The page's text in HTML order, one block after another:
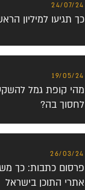
24/07/24
כך תגיעו למיליון
19/05/24
מהי קופת גמל
לחסוך בה?
26/03/24
פרסום כתבות: כך
אתרי התוכן בישראל